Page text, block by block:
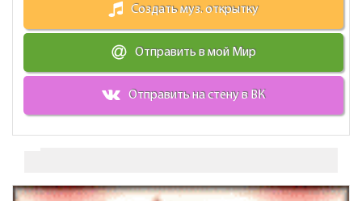
Создать муз. открытку
Отправить в мой Мир
Отправить на стену в ВК